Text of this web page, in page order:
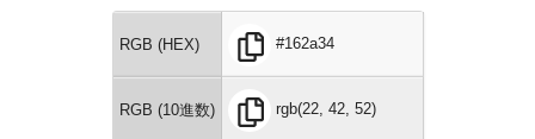
RGB (HEX) #162a34
RGB (10進数) rgb(22, 42, 52)